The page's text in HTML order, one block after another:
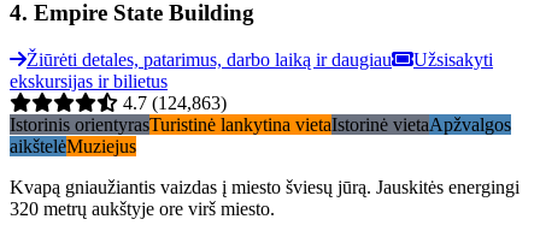
4. Empire State Building
Žiūrėti detales, patarimus, darbo laiką ir daugiau
Užsisakyti
ekskursijas ir bilietus
4.7 (124,863)
Istorinis orientyrasTuristinė lankytina vietaIstorinė vietaApžvalgos
aikštelėMuziejus
Kvapą gniaužiantis vaizdas į miesto šviesų jūrą. Jauskitės energingi
320 metrų aukštyje ore virš miesto.